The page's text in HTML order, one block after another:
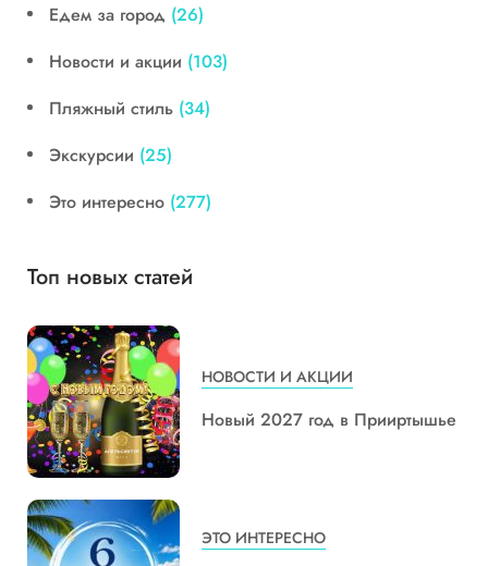
Едем за город (26)
Новости и акции (103)
Пляжный стиль (34)
Экскурсии (25)
Это интересно (277)
Топ новых статей
НОВОСТИ И АКЦИИ
Новый 2027 год в Прииртышье
ЭТО ИНТЕРЕСНО